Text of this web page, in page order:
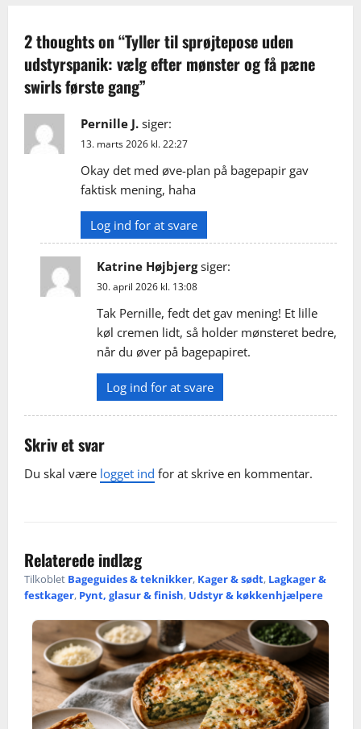
v
i
g
a
2 thoughts on “Tyller til sprøjtepose uden
udstyrspanik: vælg efter mønster og få pæne
swirls første gang”
Pernille J. siger:
13. marts 2026 kl. 22:27
Okay det med øve-plan på bagepapir gav
faktisk mening, haha
Log ind for at svare
Katrine Højbjerg siger:
30. april 2026 kl. 13:08
Tak Pernille, fedt det gav mening! Et lille
køl cremen lidt, så holder mønsteret bedre,
når du øver på bagepapiret.
Log ind for at svare
Skriv et svar
Du skal være logget ind for at skrive en kommentar.
Relaterede indlæg
Tilkoblet Bageguides & teknikker, Kager & sødt, Lagkager &
festkager, Pynt, glasur & finish, Udstyr & køkkenhjælpere